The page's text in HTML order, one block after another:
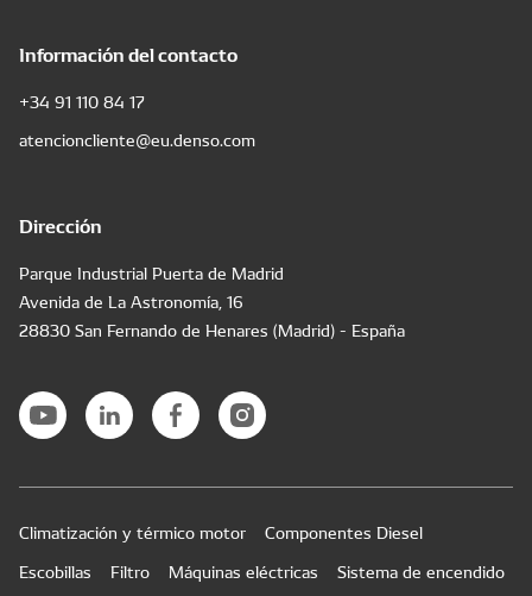
Información del contacto
+34 91 110 84 17
atencioncliente@eu.denso.com
Dirección
Parque Industrial Puerta de Madrid
Avenida de La Astronomía, 16
28830 San Fernando de Henares (Madrid) - España
Climatización y térmico motor
Componentes Diesel
Escobillas
Filtro Máquinas eléctricas Sistema de encendido